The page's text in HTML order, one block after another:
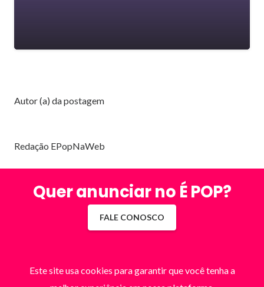
Autor (a) da postagem
Redação EPopNaWeb
Quer anunciar no É POP?
FALE CONOSCO
Este site usa cookies para garantir que você tenha a